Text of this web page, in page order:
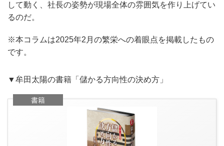
して動く、社長の姿勢が現場全体の雰囲気を作り上げてい
るのだ。
※本コラムは2025年2月の繁栄への着眼点を掲載したもの
です。
▼牟田太陽の書籍「儲かる方向性の決め方」
書籍